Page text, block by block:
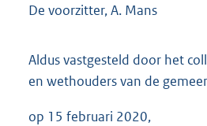
De voorzitter, A. Mans
Aldus vastgesteld door het
en wethouders van de
op 15 februari 2020,